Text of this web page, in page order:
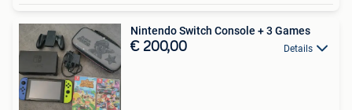
Nintendo Switch Console + 3 Games
€ 200,00 Details